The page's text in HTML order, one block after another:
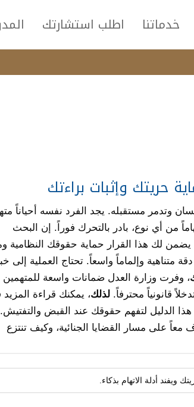
خدماتنا اطلب استشارتك
حريتك وإثبات براءتك
وتدمر مستقبله. يجد الفرد نفسه أحياناً
من أي نوع، بادر بالتحرك فوراً. إن البحث
يضمن لك هذا القرار حماية حقوقك النظامية
متناهية وإلماماً واسعاً. تحتاج العملية إلى
، وفرت وزارة العدل ضمانات واسعة للمتهمين
قانونياً محترفاً. لذلك، يمكنك قراءة
الدليل لتفهم حقوقك عند القبض والتفتيش.
على مسار القضايا الجنائية، وكيف تنتزع
أدلة الاتهام بذكاء.